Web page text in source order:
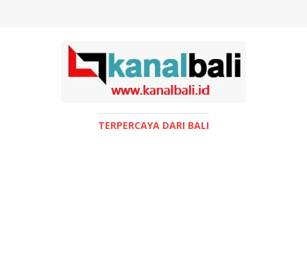
TERPERCAYA DARI BALI